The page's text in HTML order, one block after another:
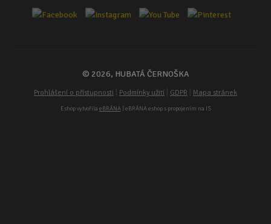
© 2026, HUBATÁ ČERNOŠKA
Prohlášení o přístupnosti Podmínky užití GDPR Mapa stránek
Eshop vytvořila eBRÁNA| eBRÁNA eshop s propojením na IS